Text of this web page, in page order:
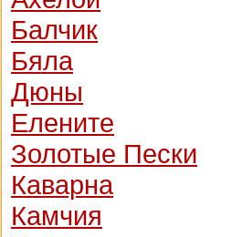
Балчик
Бяла
Дюны
Елените
Золотые Пески
Каварна
Камчия